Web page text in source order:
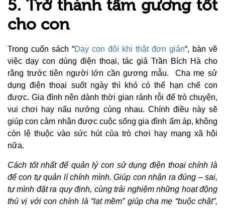
5. Trở thành tấm gương tốt
cho con
Trong cuốn sách “Dạy con đôi khi thật đơn giản“, bàn về
việc dạy con dùng điện thoại, tác giả Trần Bích Hà cho
rằng trước tiên người lớn cần gương mẫu. Cha mẹ sử
dụng điện thoại suốt ngày thì khó có thể hạn chế con
được. Gia đình nên dành thời gian rảnh rỗi để trò chuyện,
vui chơi hay nấu nướng cùng nhau. Chính điều này sẽ
giúp con cảm nhận được cuộc sống gia đình ấm áp, không
còn lệ thuộc vào sức hút của trò chơi hay mạng xã hội
nữa.
Cách tốt nhất để quản lý con sử dụng điện thoại chính là
để con tự quản lí chính mình. Giúp con nhận ra đúng – sai,
tự mình đặt ra quy định, cùng trải nghiệm những hoạt động
thú vị với con chính là “lạt mềm” giúp cha mẹ “buộc chặt”,